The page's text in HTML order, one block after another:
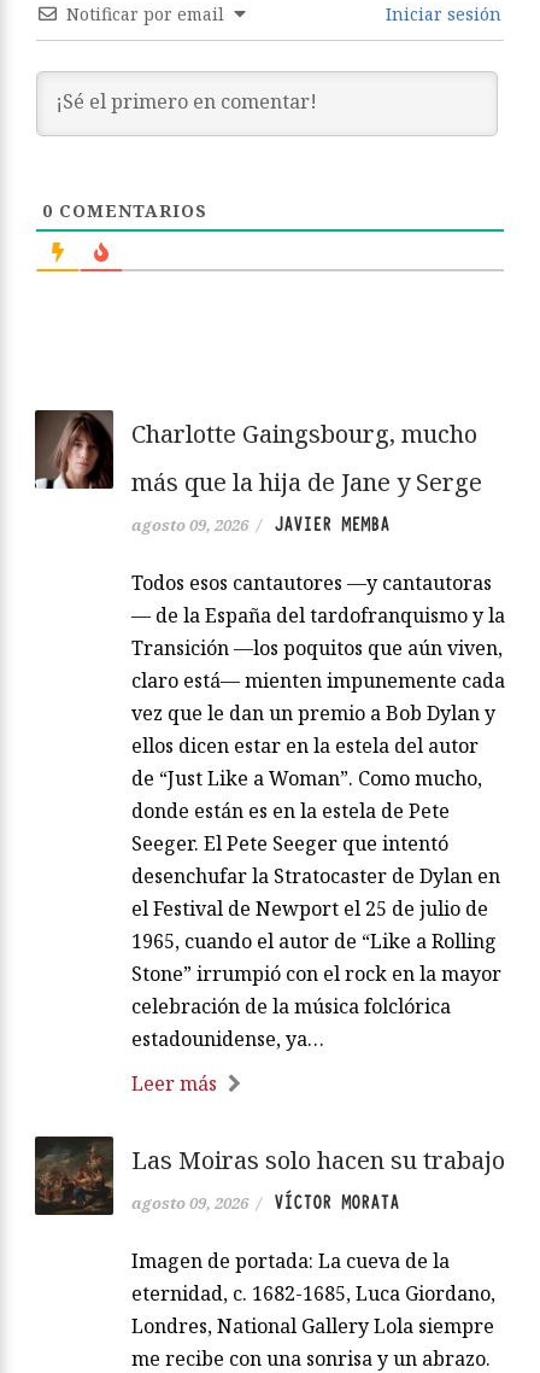
Notificar por email Iniciar sesión
0 COMENTARIOS
Charlotte Gaingsbourg, mucho
más que la hija de Jane y Serge
agosto 09, 2026 / JAVIER MEMBA
Todos esos cantautores —y cantautoras
— de la España del tardofranquismo y la
Transición —los poquitos que aún viven,
claro está— mienten impunemente cada
vez que le dan un premio a Bob Dylan y
ellos dicen estar en la estela del autor
de “Just Like a Woman”. Como mucho,
donde están es en la estela de Pete
Seeger. El Pete Seeger que intentó
desenchufar la Stratocaster de Dylan en
el Festival de Newport el 25 de julio de
1965, cuando el autor de “Like a Rolling
Stone” irrumpió con el rock en la mayor
celebración de la música folclórica
estadounidense, ya…
Leer más
Las Moiras solo hacen su trabajo
agosto 09, 2026 / VÍCTOR MORATA
Imagen de portada: La cueva de la
eternidad, c. 1682-1685, Luca Giordano,
Londres, National Gallery Lola siempre
me recibe con una sonrisa y un abrazo.